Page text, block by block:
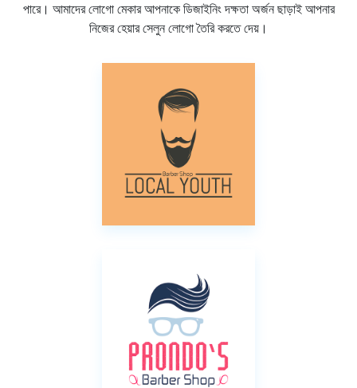
পারে। আমাদের লোগো মেকার আপনাকে ডিজাইনিং দক্ষতা অর্জন ছাড়াই আপনার
নিজের হেয়ার সেলুন লোগো তৈরি করতে দেয়।